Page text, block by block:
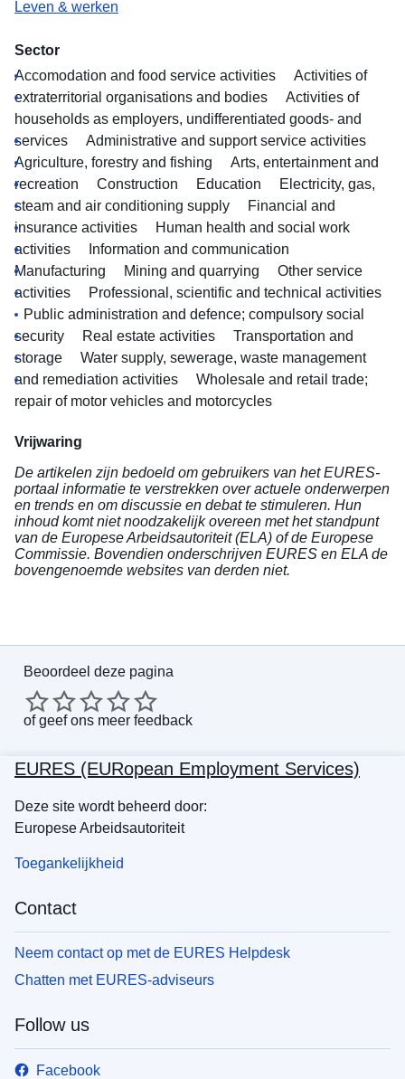
Leven & werken
Sector
Accomodation and food service activities
Activities of
extraterritorial organisations and bodies
Activities of
households as employers, undifferentiated goods- and
services
Administrative and support service activities
Agriculture, forestry and fishing
Arts, entertainment and
recreation
Construction Education
Electricity, gas,
steam and air conditioning supply
Financial and
insurance activities
Human health and social work
activities
Information and communication
Manufacturing
Mining and quarrying
Other service
activities
Professional, scientific and technical activities
Public administration and defence; compulsory social
security
Real estate activities
Transportation and
storage
Water supply, sewerage, waste management
and remediation activities
Wholesale and retail trade;
repair of motor vehicles and motorcycles
Vrijwaring
De artikelen zijn bedoeld om gebruikers van het EURES-
portaal informatie te verstrekken over actuele onderwerpen
en trends en om discussie en debat te stimuleren. Hun
inhoud komt niet noodzakelijk overeen met het standpunt
van de Europese Arbeidsautoriteit (ELA) of de Europese
Commissie. Bovendien onderschrijven EURES en ELA de
bovengenoemde websites van derden niet.
Beoordeel deze pagina
ofgeef ons meer feedback
EURES (EURopean Employment Services)
Deze site wordt beheerd door:
Europese Arbeidsautoriteit
Toegankelijkheid
Contact
Neem contact op met de EURES Helpdesk
Chatten met EURES-adviseurs
Follow us
Facebook